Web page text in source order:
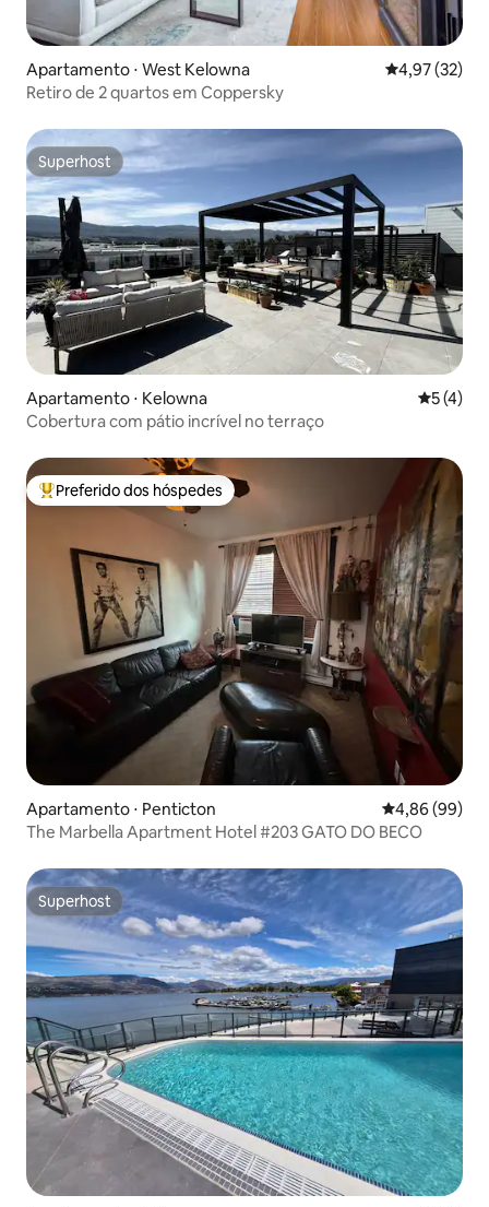
Apartamento ⋅ West Kelowna 4,97 de uma
4,97 (32)
Retiro de 2 quartos em Coppersky
Superhost
Superhost
Apartamento ⋅ Kelowna 5 de
5 (4)
Cobertura com pátio incrível no terraço
Entre os melhores preferidos dos hóspedes
Preferido dos hóspedes
Apartamento ⋅ Penticton 4,86 de uma
4,86 (99)
The Marbella Apartment Hotel #203 GATO DO BECO
Superhost
Superhost